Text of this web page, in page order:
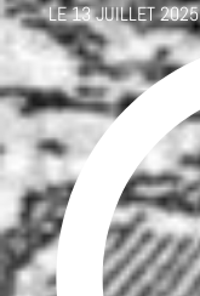
LE13 JUILLET 2025